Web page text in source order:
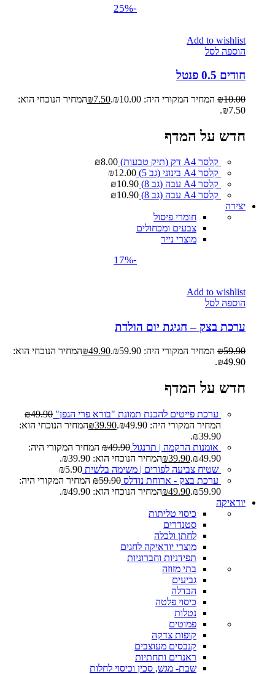
-25%
Add to wishlist
הוספה לסל
חודים 0.5 פנטל
₪10.00 המחיר המקורי היה: ₪10.00. ₪7.50
המחיר הנוכחי הוא:
₪7.50.
חדש על המדף
קלסר A4 דק (תיק טבעות) ₪8.00
קלסר A4 בינוני (גב 5)
₪12.00
קלסר A4 עבה (גב 8)
₪10.90
קלסר A4 עבה (גב 8)
₪10.90
יצירה
חומרי פיסול
צבעים ומכחולים
מוצרי נייר
-17%
Add to wishlist
הוספה לסל
ערכת בצק – חגיגת יום הולדת
₪59.90 המחיר המקורי היה: ₪59.90. ₪49.90
המחיר הנוכחי הוא:
₪49.90.
חדש על המדף
ערכת פייטים להכנת תמונת "בורא פרי הגפן" ₪49.90
המחיר המקורי היה: ₪49.90.
₪39.90
המחיר הנוכחי הוא:
₪39.90.
אומנות הרקמה | תרנגול
₪49.90
המחיר המקורי היה:
₪49.90.
₪39.90
המחיר הנוכחי הוא: ₪39.90.
שטיח צביעה לפורים | משימה בלשית
₪5.90
ערכת בצק - ארוחת נודלס
₪59.90
המחיר המקורי היה:
₪59.90.
₪49.90
המחיר הנוכחי הוא: ₪49.90.
יודאיקה
כיסוי טליתות
סטנדרים
לחתן ולכלה
מוצרי יודאיקה לחגים
תפידניות וחברוניות
בתי מזוזה
גביעים
הבדלה
כיסוי פלטה
נטלות
פמוטים
קופות צדקה
קנבסים מעוצבים
ראנרים ותחתיות
שבת- מגש, סכין וכיסוי לחלות